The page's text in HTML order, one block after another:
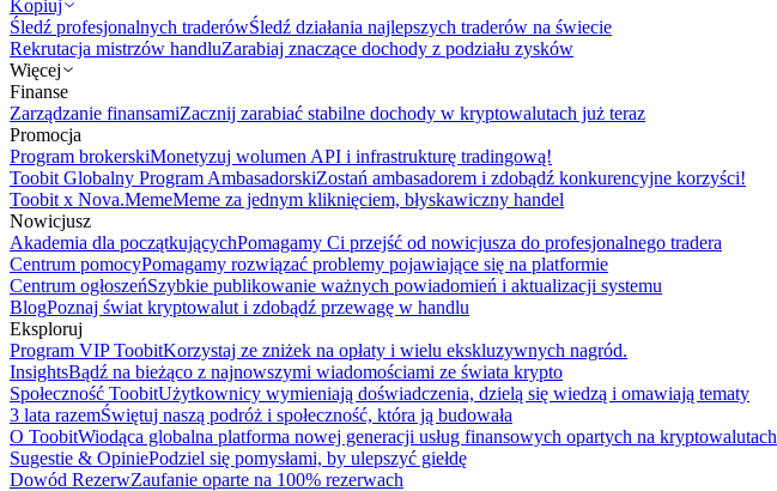
Kopiuj
Śledź profesjonalnych traderówŚledź działania najlepszych traderów na świecie
Rekrutacja mistrzów handluZarabiaj znaczące dochody z podziału zysków
Więcej
Finanse
Zarządzanie finansamiZacznij zarabiać stabilne dochody w kryptowalutach już teraz
Promocja
Program brokerskiMonetyzuj wolumen API i infrastrukturę tradingową!
Toobit Globalny Program AmbasadorskiZostań ambasadorem i zdobądź konkurencyjne korzyści!
Toobit x Nova.MemeMeme za jednym kliknięciem, błyskawiczny handel
Nowicjusz
Akademia dla początkującychPomagamy Ci przejść od nowicjusza do profesjonalnego tradera
Centrum pomocyPomagamy rozwiązać problemy pojawiające się na platformie
Centrum ogłoszeńSzybkie publikowanie ważnych powiadomień i aktualizacji systemu
BlogPoznaj świat kryptowalut i zdobądź przewagę w handlu
Eksploruj
Program VIP ToobitKorzystaj ze zniżek na opłaty i wielu ekskluzywnych nagród.
InsightsBądź na bieżąco z najnowszymi wiadomościami ze świata krypto
Społeczność ToobitUżytkownicy wymieniają doświadczenia, dzielą się wiedzą i omawiają tematy
3 lata razemŚwiętuj naszą podróż i społeczność, która ją budowała
O ToobitWiodąca globalna platforma nowej generacji usług finansowych opartych na kryptowalutach
Sugestie & OpiniePodziel się pomysłami, by ulepszyć giełdę
Dowód RezerwZaufanie oparte na 100% rezerwach